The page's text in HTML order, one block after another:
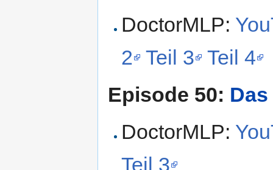
DoctorMLP:
2 Teil 3 Teil 4
Episode 50:
DoctorMLP:
Teil 3